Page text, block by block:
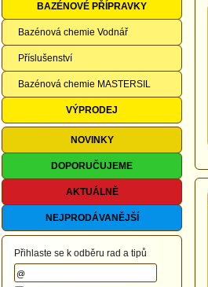
BAZÉNOVÉ PŘÍPRAVKY
Bazénová chemie Vodnář
Příslušenství
Bazénová chemie MASTERSIL
VÝPRODEJ
NOVINKY
DOPORUČUJEME
AKTUÁLNĚ
NEJPRODÁVANĚJŠÍ
Přihlaste se k odběru rad a tipů